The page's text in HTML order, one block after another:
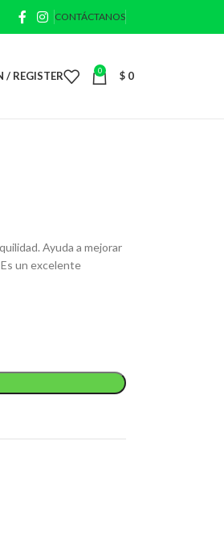
CONTÁCTANOS
/ REGISTER 0 $ 0
Ayuda a mejorar
un excelente